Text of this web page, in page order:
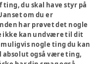
du skal have styr på
om du er
har prøvet det nogle
ikke kan undvære til dit
nogle ting du kan
også være ting,